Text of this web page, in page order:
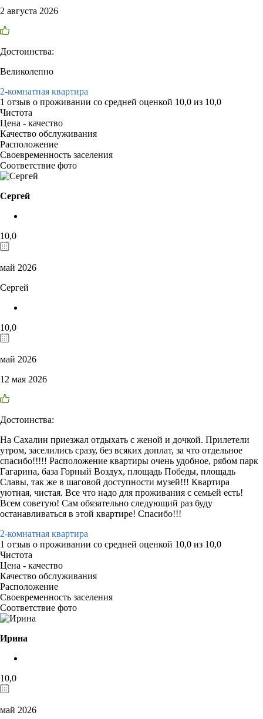
2 августа 2026
Достоинства:
Великолепно
2-комнатная квартира
1 отзыв о проживании со средней оценкой 10,0 из 10,0
Чистота
Цена - качество
Качество обслуживания
Расположение
Своевременность заселения
Соответствие фото
Сергей
10,0
май 2026
Сергей
10,0
май 2026
12 мая 2026
Достоинства:
На Сахалин приезжал отдыхать с женой и дочкой. Прилетели
утром, заселились сразу, без всяких доплат, за что отдельное
спасибо!!!!! Расположение квартиры очень удобное, рябом парк
Гагарина, база Горный Воздух, площадь Победы, площадь
Славы, так же в шаговой доступности музей!!! Квартира
уютная, чистая. Все что надо для проживания с семьей есть!
Всем советую! Сам обязательно следующий раз буду
останавливаться в этой квартире! Спасибо!!!
2-комнатная квартира
1 отзыв о проживании со средней оценкой 10,0 из 10,0
Чистота
Цена - качество
Качество обслуживания
Расположение
Своевременность заселения
Соответствие фото
Ирина
10,0
май 2026